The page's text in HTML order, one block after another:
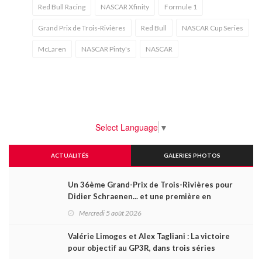
Red Bull Racing NASCAR Xfinity Formule 1
Grand Prix de Trois-Rivières Red Bull NASCAR Cup Series
McLaren NASCAR Pinty's NASCAR
Select Language ▼
ACTUALITÉS GALERIES PHOTOS
Un 36ème Grand-Prix de Trois-Rivières pour
Didier Schraenen... et une première en
Mercredi 5 août 2026
Valérie Limoges et Alex Tagliani : La victoire
pour objectif au GP3R, dans trois séries